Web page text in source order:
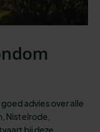
advies over alle
Nistelrode,
bij deze